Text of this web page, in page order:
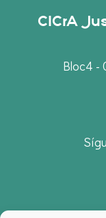
CICrA
Bloc4 -